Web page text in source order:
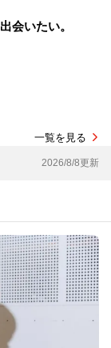
会いたい。
一覧を見る
2026/8/8更新